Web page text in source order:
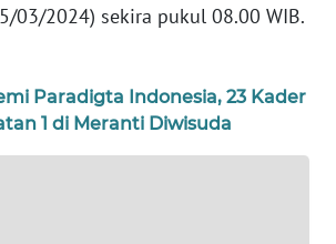
03/2024) sekira pukul 08.00 WIB.
Paradigta Indonesia, 23 Kader
1 di Meranti Diwisuda